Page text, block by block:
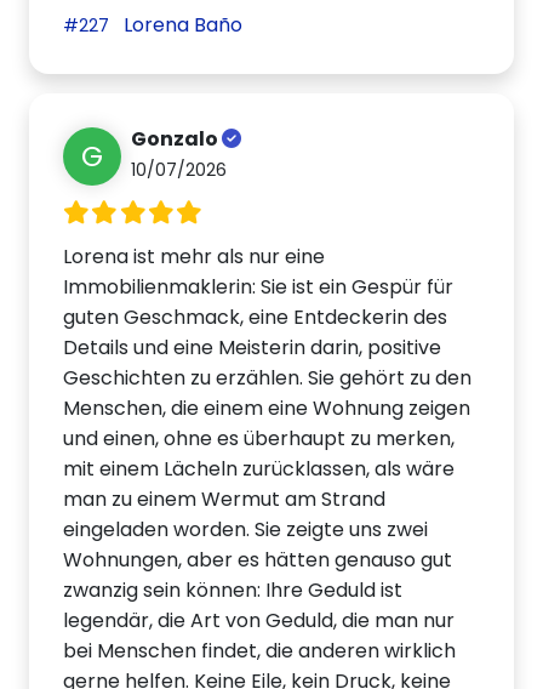
#227 Lorena Baño
G Gonzalo
10/07/2026
Lorena ist mehr als nur eine
Immobilienmaklerin: Sie ist ein Gespür für
guten Geschmack, eine Entdeckerin des
Details und eine Meisterin darin, positive
Geschichten zu erzählen. Sie gehört zu den
Menschen, die einem eine Wohnung zeigen
und einen, ohne es überhaupt zu merken,
mit einem Lächeln zurücklassen, als wäre
man zu einem Wermut am Strand
eingeladen worden. Sie zeigte uns zwei
Wohnungen, aber es hätten genauso gut
zwanzig sein können: Ihre Geduld ist
legendär, die Art von Geduld, die man nur
bei Menschen findet, die anderen wirklich
gerne helfen. Keine Eile, kein Druck, keine